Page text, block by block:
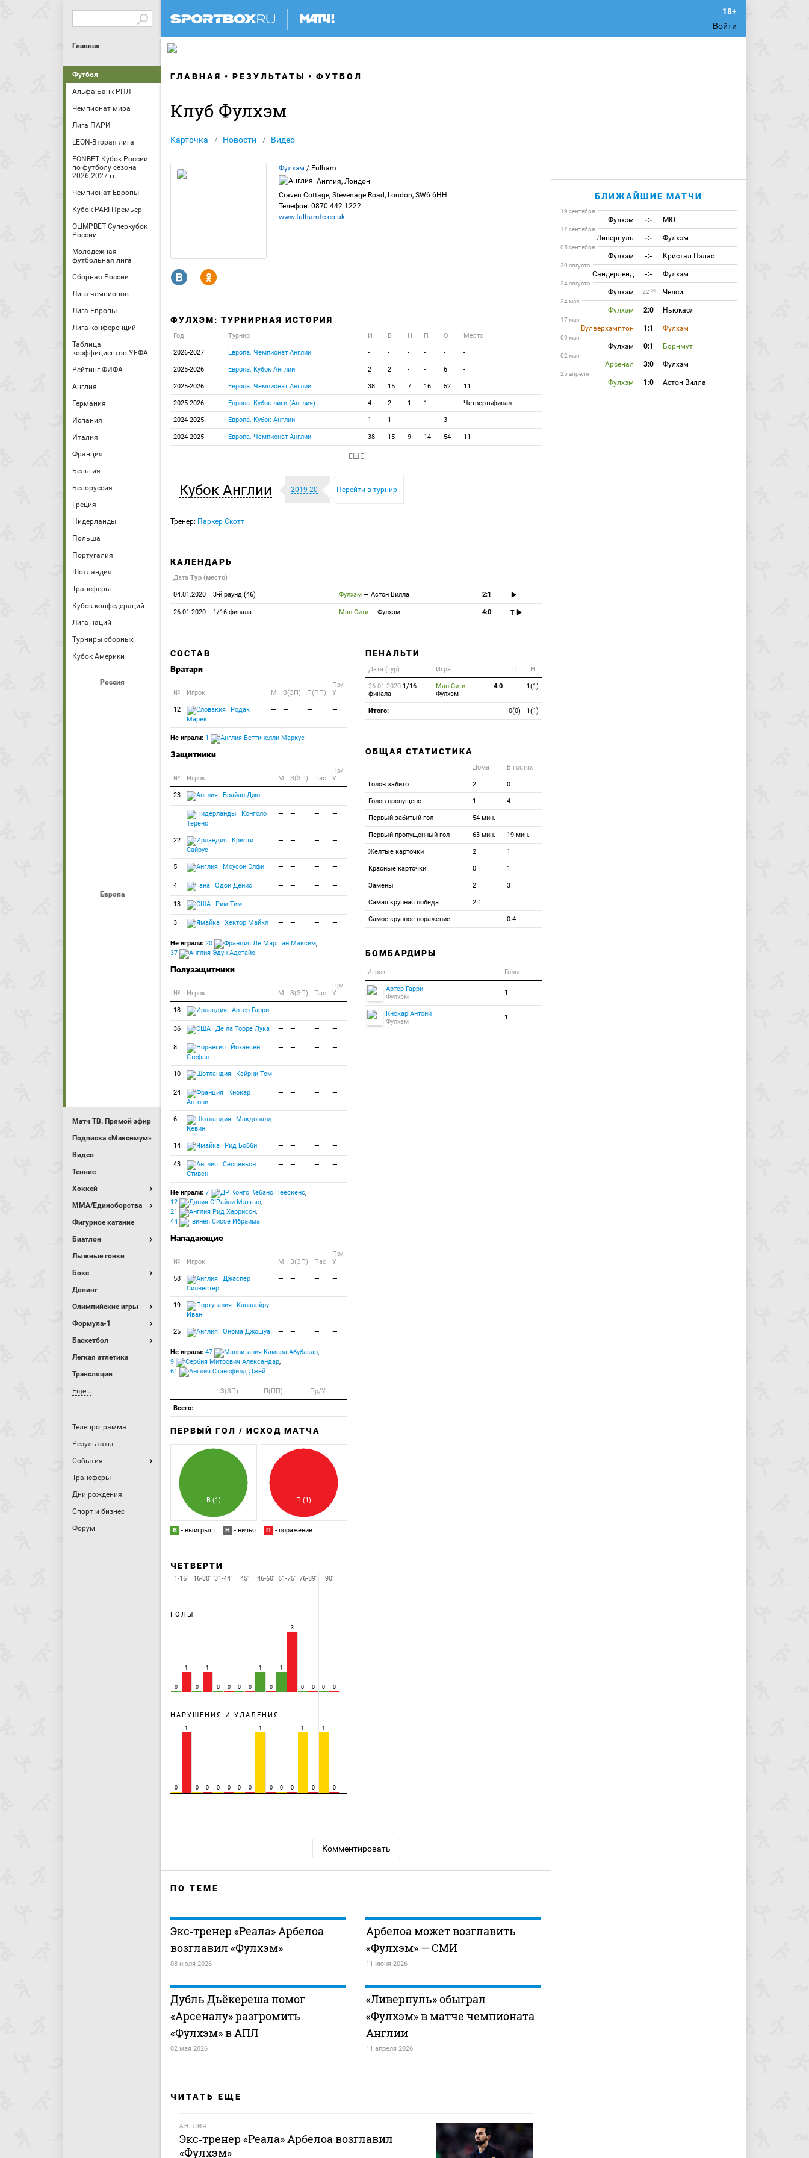
Войти
Главная
Футбол
Альфа-Банк РПЛ
Чемпионат мира
Лига ПАРИ
LEON-Вторая лига
FONBET Кубок России
по футболу сезона
2026-2027 гг.
Чемпионат Европы
Кубок PARI Премьер
OLIMPBET Суперкубок
России
Молодежная
футбольная лига
Сборная России
Лига чемпионов
Лига Европы
Лига конференций
Таблица
коэффициентов УЕФА
Рейтинг ФИФА
Англия
Германия
Испания
Италия
Франция
Бельгия
Белоруссия
Греция
Нидерланды
Польша
Португалия
Шотландия
Трансферы
Кубок конфедераций
Лига наций
Турниры сборных
Кубок Америки
Россия
Европа
Матч ТВ. Прямой эфир
Подписка «Максимум»
Видео
Теннис
Хоккей
MMA/Единоборства
Фигурное катание
Биатлон
Лыжные гонки
Бокс
Допинг
Олимпийские игры
Формула-1
Баскетбол
Легкая атлетика
Трансляции
Еще...
Телепрограмма
Результаты
События
Трансферы
Дни рождения
Спорт и бизнес
Форум
ГЛАВНАЯ РЕЗУЛЬТАТЫ ФУТБОЛ
Клуб Фулхэм
Карточка Новости Видео
Фулхэм / Fulham
Англия, Лондон
Craven Cottage, Stevenage Road, London, SW6 6HH
Телефон: 0870 442 1222
www.fulhamfc.co.uk
R Y
ФУЛХЭМ: ТУРНИРНАЯ ИСТОРИЯ
Год Турнир И В Н П О Место
2026-2027 Европа. Чемпионат Англии - - - - - -
2025-2026 Европа. Кубок Англии 2 2 - - 6 -
2025-2026 Европа. Чемпионат Англии 38 15 7 16 52 11
2025-2026 Европа. Кубок лиги (Англия) 4 2 1 1 - Четвертьфинал
2024-2025 Европа. Кубок Англии 1 1 - - 3 -
2024-2025 Европа. Чемпионат Англии 38 15 9 14 54 11
ЕЩЕ
Кубок Англии 2019-20 Перейти в турнир
Тренер: Паркер Скотт
КАЛЕНДАРЬ
Дата Тур (место)
04.01.2020 3-й раунд (46) Фулхэм — Астон Вилла 2:1
26.01.2020 1/16 финала Ман Сити — Фулхэм 4:0 T
СОСТАВ
Вратари
№ Игрок M З(ЗП) П(ПП)
Пр/
У
12
Родак
Марек
— — — —
Не играли: 1 Беттинелли Маркус
Защитники
№ Игрок M З(ЗП) Пас
Пр/
У
23 Брайан Джо — — — —
Конголо
Теренс
— — — —
22
Кристи
Сайрус
— — — —
5 Моусон Элфи — — — —
4 Одои Денис — — — —
13 Рим Тим — — — —
3 Хектор Майкл — — — —
Не играли: 20 Ле Маршан Максим,
37
Эдун Адетайо
Полузащитники
№ Игрок M З(ЗП) Пас
Пр/
У
18 Артер Гарри — — — —
36 Де ла Торре Лука — — — —
8
Йохансен
Стефан
— — — —
10 Кейрни Том — — — —
24
Кнокар
Антони
— — — —
6
Макдоналд
Кевин
— — — —
14 Рид Бобби — — — —
43
Сессеньон
Стивен
— — — —
Не играли: 7 Кебано Неескенс,
12
О'Райли Мэттью,
21
Рид Харрисон,
44
Сиссе Ибраима
Нападающие
№ Игрок M З(ЗП) Пас
Пр/
У
58
Джаспер
Силвестер
— — — —
19
Кавалейру
Иван
— — — —
25 Онома Джошуа — — — —
Не играли: 47 Камара Абубакар,
9
Митрович Александар,
61
Стэнсфилд Джей
З(ЗП) П(ПП) Пр/У
Всего: — — —
ПЕРВЫЙ ГОЛ / ИСХОД МАТЧА
В (1) П (1)
В - выигрыш Н - ничья П - поражение
ЧЕТВЕРТИ
ГОЛЫ
0
1
0
1
0 0 0 0
1
0
1
3
0 0 0 0
НАРУШЕНИЯ И УДАЛЕНИЯ
0
1
0 0 0 0 0 0
1
0 0 0
1
0
1
0
1-15' 16-30' 31-44' 45' 46-60' 61-75' 76-89' 90'
ПЕНАЛЬТИ
Дата (тур) Игра П Н
26.01.20201/16
финала
Ман Сити —
Фулхэм
4:0 1(1)
Итого: 0(0) 1(1)
ОБЩАЯ СТАТИСТИКА
Дома В гостях
Голов забито 2 0
Голов пропущено 1 4
Первый забитый гол 54 мин.
Первый пропущенный гол 63 мин. 19 мин.
Желтые карточки 2 1
Красные карточки 0 1
Замены 2 3
Самая крупная победа 2:1
Самое крупное поражение 0:4
БОМБАРДИРЫ
Игрок Голы
Артер Гарри
Фулхэм
1
Кнокар Антони
Фулхэм
1
Комментировать
ПО ТЕМЕ
Экс‑тренер «Реала» Арбелоа
возглавил «Фулхэм»
08 июля 2026
Арбелоа может возглавить
«Фулхэм» — СМИ
11 июня 2026
Дубль Дьёкереша помог
«Арсеналу» разгромить
«Фулхэм» в АПЛ
02 мая 2026
«Ливерпуль» обыграл
«Фулхэм» в матче чемпионата
Англии
11 апреля 2026
ЧИТАТЬ ЕЩЕ
АНГЛИЯ
Экс‑тренер «Реала» Арбелоа возглавил
«Фулхэм»
БЛИЖАЙШИЕ МАТЧИ
19 сентября
Фулхэм -:- МЮ
12 сентября
Ливерпуль -:- Фулхэм
05 сентября
Фулхэм -:- Кристал Пэлас
29 августа
Сандерленд -:- Фулхэм
24 августа
Фулхэм 22 00 Челси
24 мая
Фулхэм 2:0 Ньюкасл
17 мая
Вулверхэмптон 1:1 Фулхэм
09 мая
Фулхэм 0:1 Борнмут
02 мая
Арсенал 3:0 Фулхэм
25 апреля
Фулхэм 1:0 Астон Вилла